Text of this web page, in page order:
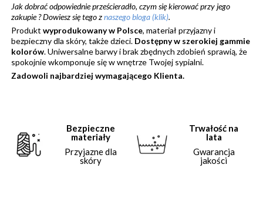
Jak dobrać odpowiednie prześcieradło, czym się kierować przy jego
zakupie ?Dowiesz się tego znaszego bloga (klik).
Produkt wyprodukowany w Polsce, materiał przyjazny i
bezpieczny dla skóry, także dzieci. Dostępny w szerokiej gammie
kolorów. Uniwersalne barwy i brak zbędnych zdobień sprawią, że
spokojnie wkomponuje się w wnętrze Twojej sypialni.
Zadowoli najbardziej wymagającego Klienta.
Bezpieczne
materiały
Przyjazne dla
skóry
Trwałość na
lata
Gwarancja
jakości